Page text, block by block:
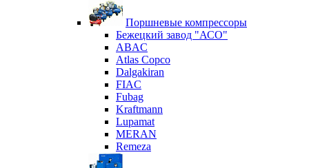
Поршневые компрессоры
Бежецкий завод "АСО"
ABAC
Atlas Copco
Dalgakiran
FIAC
Fubag
Kraftmann
Lupamat
MERAN
Remeza